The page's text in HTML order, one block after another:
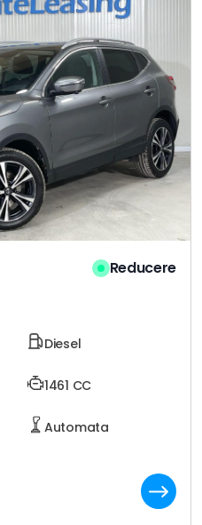
Reducere
Diesel
1461 CC
Automata